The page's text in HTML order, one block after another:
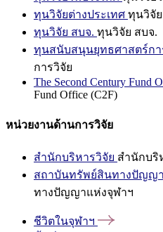
ทุนวิจัยต่างประเทศ ทุนวิจัย
ทุนวิจัย สบจ. ทุนวิจัย สบจ.
ทุนสนับสนุนยุทธศาสตร์กา
การวิจัย
The Second Century Fund
Fund Office (C2F)
หน่วยงานด้านการวิจัย
สำนักบริหารวิจัย สำนักบริ
สถาบันทรัพย์สินทางปัญญ
ทางปัญญาแห่งจุฬาฯ
ชีวิตในจุฬาฯ